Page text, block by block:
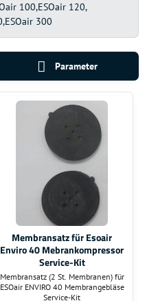
100 ESOair 120
ESOair 300
Parameter
Membransatz für Esoair
Enviro 40 Mebrankompressor
Service-Kit
Membransatz (2 St. Membranen) für
ESOair ENVIRO 40 Membrangebläse
Service-Kit